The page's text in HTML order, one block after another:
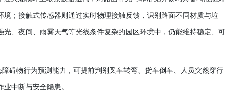
；接触式传感器则通过实时物理接触反馈，识别路面不同材质与垃
、夜间、雨雾天气等光线条件复杂的园区环境中，仍能维持稳定、可
碍物行为预测能力，可提前判别叉车转弯、货车倒车、人员突然穿行
中断与安全隐患。